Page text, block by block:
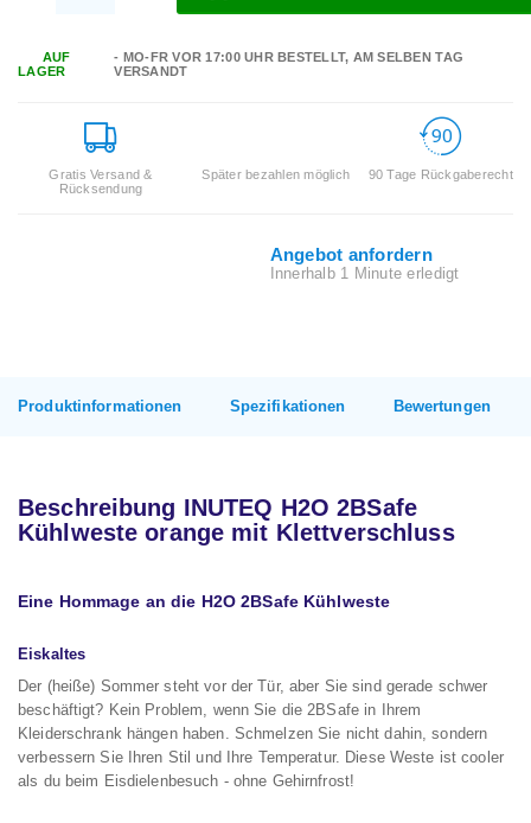
AUF
LAGER
- MO-FR VOR 17:00 UHR BESTELLT, AM SELBEN TAG
VERSANDT
Gratis Versand &
Rücksendung
Später bezahlen möglich 90 Tage Rückgaberecht
Angebot anfordern
Innerhalb 1 Minute erledigt
Produktinformationen Spezifikationen Bewertungen
Beschreibung INUTEQ H2O 2BSafe
Kühlweste orange mit Klettverschluss
Eine Hommage an die H2O 2BSafe Kühlweste
Eiskaltes
Der (heiße) Sommer steht vor der Tür, aber Sie sind gerade schwer
beschäftigt? Kein Problem, wenn Sie die 2BSafe in Ihrem
Kleiderschrank hängen haben. Schmelzen Sie nicht dahin, sondern
verbessern Sie Ihren Stil und Ihre Temperatur. Diese Weste ist cooler
als du beim Eisdielenbesuch - ohne Gehirnfrost!